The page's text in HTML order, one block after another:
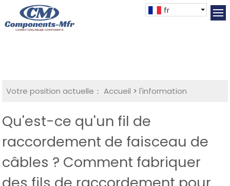
fr
Votre position actuelle： Accueil >l'information
Qu'est-ce qu'un fil de
raccordement de faisceau de
câbles ? Comment fabriquer